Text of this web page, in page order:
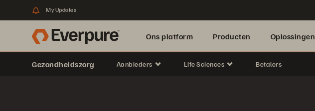
My Updates
Ons platform Producten Oplossingen
pure.ai
Gezondheidszorg Aanbieders Life Sciences Betalers